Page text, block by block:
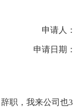
申请人：
申请日期：
职，我来公司也3